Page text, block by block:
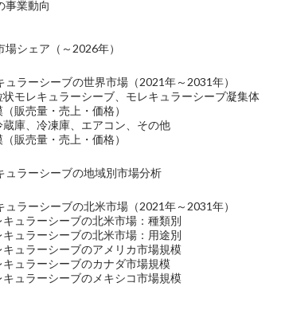
事業動向
シェア（～2026年）
ュラーシーブの世界市場（2021年～2031年）
モレキュラーシーブ、モレキュラーシーブ凝集体
販売量・売上・価格）
庫、冷凍庫、エアコン、その他
販売量・売上・価格）
ュラーシーブの地域別市場分析
ュラーシーブの北米市場（2021年～2031年）
ュラーシーブの北米市場：種類別
ュラーシーブの北米市場：用途別
ュラーシーブのアメリカ市場規模
ュラーシーブのカナダ市場規模
ュラーシーブのメキシコ市場規模